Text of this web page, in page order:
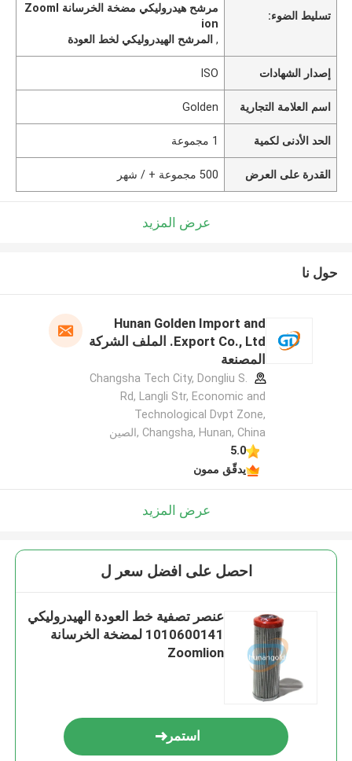
تسليط الضوء:
مرشح هيدروليكي مضخة الخرسانة Zooml
ion
,المرشح الهيدروليكي لخط العودة
إصدار الشهادات ISO
اسم العلامة التجارية Golden
الحد الأدنى لكمية 1 مجموعة
القدرة على العرض 500 مجموعة + / شهر
عرض المزيد
حول نا
Hunan Golden Import and
Export Co., Ltd. الملف الشركة
المصنعة
Changsha Tech City, Dongliu S.
Rd, Langli Str, Economic and
Technological Dvpt Zone,
Changsha, Hunan, China ,الصين
5.0
يدقّق ممون
عرض المزيد
احصل على افضل سعر ل
عنصر تصفية خط العودة الهيدروليكي
1010600141 لمضخة الخرسانة
Zoomlion
استمر